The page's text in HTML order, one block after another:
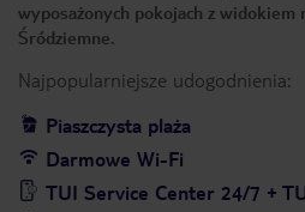
wyposażonych pokojach z widokiem
Śródziemne.
Najpopularniejsze udogodnienia:
Piaszczysta plaża
Darmowe Wi-Fi
TUI Service Center 24/7 +